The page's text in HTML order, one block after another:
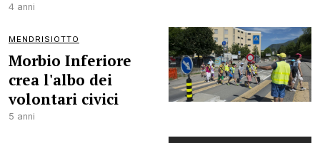
4 anni
MENDRISIOTTO
Morbio Inferiore
crea l'albo dei
volontari civici
5 anni